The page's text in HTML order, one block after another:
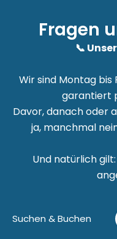
Fragen
📞
Wir sind Montag bis
garantiert
Davor, danach oder
ja, manchmal
Und natürlich
Suchen & Buchen